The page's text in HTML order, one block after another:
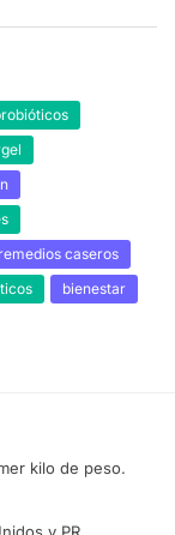
remedios caseros
bienestar
kilo de peso.